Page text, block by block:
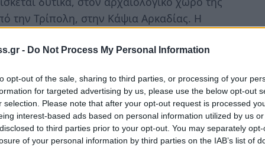
- Do Not Process My Personal Information
opt-out of the sale, sharing to third parties, or processing of your
for targeted advertising by us, please use the below opt-out
selection. Please note that after your opt-out request is processed
interest-based ads based on personal information utilized by us
to third parties prior to your opt-out. You may separately
of your personal information by third parties on the IAB’s list of
την Τρίπολη, στην Κάψια Αρκαδίας. Η
μία γέφυρα πολιτισμών, διαφέρει από
κράμα ρυθμών. Το εσωτερικό της Αγίας
από τον αρχαίο ελληνικό πολιτισμό,
δάπεδα και στις παραστάσεις στους